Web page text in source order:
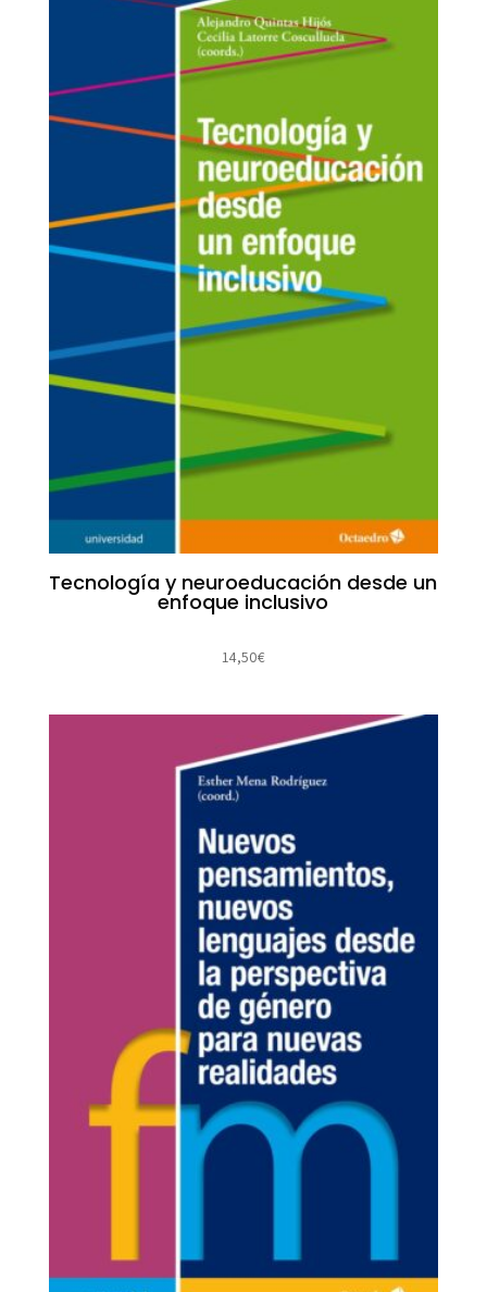
Tecnología y neuroeducación desde un
enfoque inclusivo
14,50€